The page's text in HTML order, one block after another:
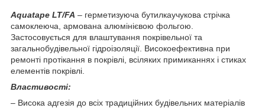
Aquatape LT/FA – герметизуюча бутилкаучукова стрічка
самоклеюча, армована алюмінієвою фольгою.
Застосовується для влаштування покрівельної та
загальнобудівельної гідроізоляції. Високоефективна при
ремонті протікання в покрівлі, всіляких примиканнях і стиках
елементів покрівлі.
Властивості:
– Висока адгезія до всіх традиційних будівельних матеріалів